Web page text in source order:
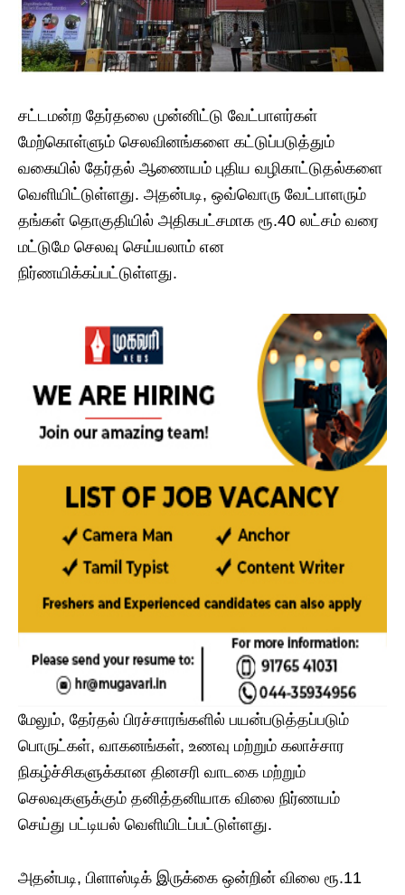
சட்டமன்ற தேர்தலை முன்னிட்டு வேட்பாளர்கள்
மேற்கொள்ளும் செலவினங்களை கட்டுப்படுத்தும்
வகையில் தேர்தல் ஆணையம் புதிய வழிகாட்டுதல்களை
வெளியிட்டுள்ளது. அதன்படி, ஒவ்வொரு வேட்பாளரும்
தங்கள் தொகுதியில் அதிகபட்சமாக ரூ.40 லட்சம் வரை
மட்டுமே செலவு செய்யலாம் என
நிர்ணயிக்கப்பட்டுள்ளது.
மேலும், தேர்தல் பிரச்சாரங்களில் பயன்படுத்தப்படும்
பொருட்கள், வாகனங்கள், உணவு மற்றும் கலாச்சார
நிகழ்ச்சிகளுக்கான தினசரி வாடகை மற்றும்
செலவுகளுக்கும் தனித்தனியாக விலை நிர்ணயம்
செய்து பட்டியல் வெளியிடப்பட்டுள்ளது.
அதன்படி, பிளாஸ்டிக் இருக்கை ஒன்றின் விலை ரூ.11